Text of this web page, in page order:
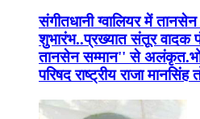
संगीतधानी ग्वालियर में
शुभारंभ..प्रख्यात संतूर वादक
तानसेन सम्मान'' से
परिषद राष्ट्रीय राजा